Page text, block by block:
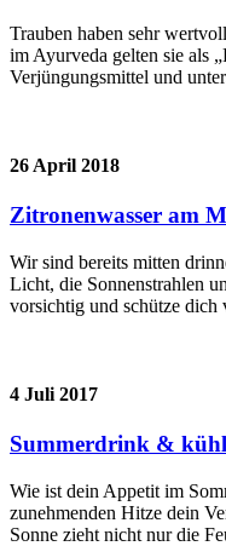
Trauben haben sehr
im Ayurveda gelten sie als
Verjüngungsmittel und
26 April 2018
Zitronenwasser am
Wir sind bereits mitten
Licht, die Sonnenstrahlen
vorsichtig und schütze dich
4 Juli 2017
Summerdrink &
Wie ist dein Appetit im
zunehmenden Hitze dein
Sonne zieht nicht nur die